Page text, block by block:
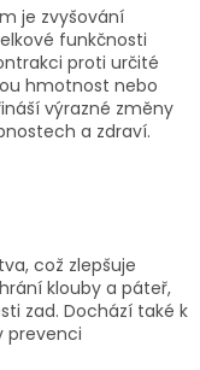
je zvyšování
funkčnosti
proti určité
hmotnost nebo
výrazné změny
a zdraví.
což zlepšuje
klouby a páteř,
zad. Dochází také k
prevenci